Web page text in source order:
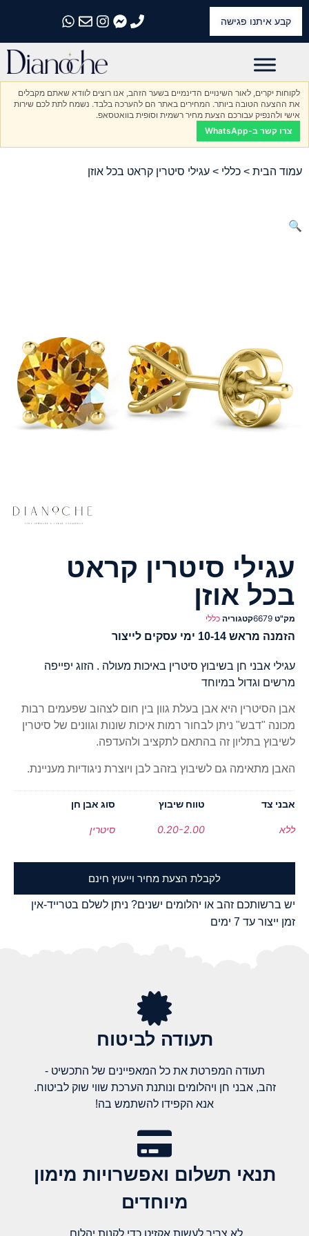
קבע איתנו פגישה
התקשרו אלינו
התקשרו אלינו
התקשרו אלינו
התקשרו אלינו
התקשרו אלינו
לקוחות יקרים, לאור השינויים הדינמיים בשער הזהב, אנו רוצים לוודא שאתם מקבלים
את ההצעה הטובה ביותר. המחירים באתר הם להערכה בלבד. נשמח לתת לכם שירות
אישי ולהנפיק עבורכם הצעת מחיר רשמית וסופית בוואטסאפ.
צרו קשר ב-WhatsApp
עמוד הבית > כללי > עגילי סיטרין קראט בכל אוזן
🔍
עגילי סיטרין קראט
בכל אוזן
מק"ט 6679קטגוריה כללי
הזמנה מראש 10-14 ימי עסקים לייצור
עגילי אבני חן בשיבוץ סיטרין באיכות מעולה . הזוג יפייפה
מרשים וגדול במיוחד
אבן הסיטרין היא אבן בעלת גוון בין חום לצהוב שפעמים רבות
מכונה "דבש" ניתן לבחור רמות איכות שונות וגוונים של סיטרין
לשיבוץ בתליון זה בהתאם לתקציב ולהעדפה.
האבן מתאימה גם לשיבוץ בזהב לבן ויוצרת ניגודיות מעניינת.
אבני צד
ללא
טווח שיבוץ
0.20-2.00
סוג אבן חן
סיטרין
לקבלת הצעת מחיר וייעוץ חינם
יש ברשותכם זהב או יהלומים ישנים? ניתן לשלם בטרייד-אין
זמן ייצור עד 7 ימים
תעודה לביטוח
תעודה המפרטת את כל המאפיינים של התכשיט -
זהב, אבני חן ויהלומים ונותנת הערכת שווי שוק לביטוח.
אנא הקפידו להשתמש בה!
תנאי תשלום ואפשרויות מימון
מיוחדים